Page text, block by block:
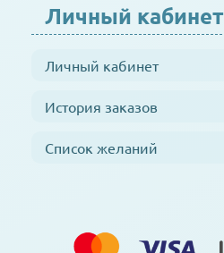
Личный кабинет
Личный кабинет
История заказов
Список желаний